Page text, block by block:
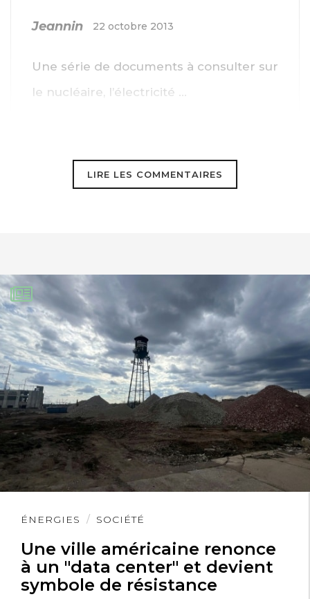
Jeannin 22 octobre 2013
Une série de documents à consulter sur
le nucléaire, l’électricité …
Dont un très bon article sur le nucléaire
LIRE LES COMMENTAIRES
ÉNERGIES SOCIÉTÉ
Une ville américaine renonce
à un "data center" et devient
symbole de résistance
Lire